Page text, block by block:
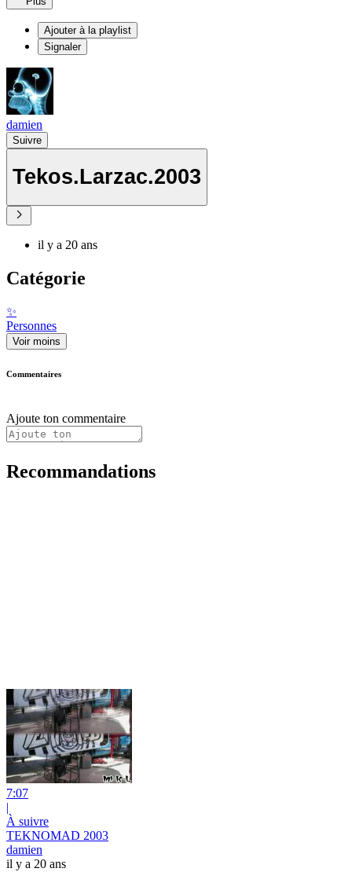
Ajouter à la playlist
Signaler
damien
Suivre
Tekos.Larzac.2003
il y a 20 ans
Catégorie
✨
Personnes
Voir moins
Commentaires
Ajoute ton commentaire
Recommandations
7:07
|
À suivre
TEKNOMAD 2003
damien
il y a 20 ans